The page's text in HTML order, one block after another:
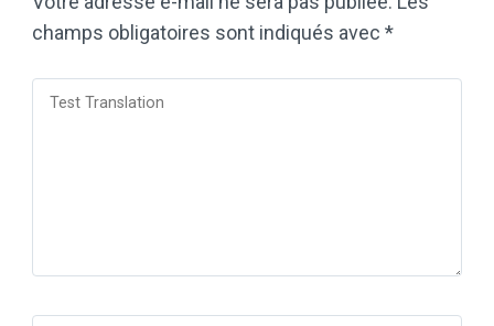
champs obligatoires sont indiqués avec *